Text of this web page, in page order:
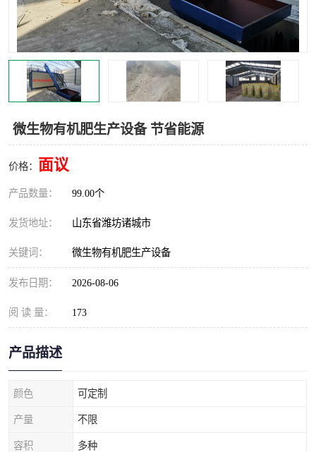
微生物有机肥生产设备 节省能源
价格： 面议
产品数量： 99.00个
发货地址： 山东省潍坊诸城市
关键词： 微生物有机肥生产设备
发布日期： 2026-08-06
阅 读 量： 173
产品描述
颜色 可定制
产量 不限
容积 多种